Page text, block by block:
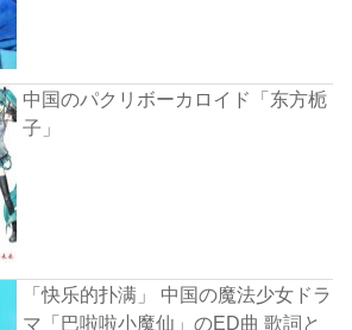
中国のパクリボーカロイド「东方栀
子」
「快乐的扑满」 中国の魔法少女ドラ
マ「巴啦啦小魔仙」のED曲 歌詞と